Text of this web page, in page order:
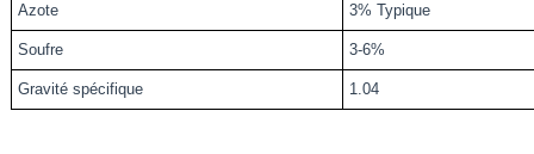
Azote 3% Typique
Soufre 3-6%
Gravité spécifique 1.04